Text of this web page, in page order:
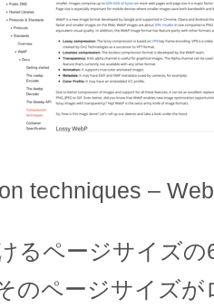
techniques –
るページサイズの
のページサイズが